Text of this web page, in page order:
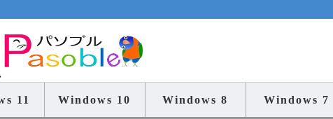
11 Windows 10 Windows 8 Windows 7